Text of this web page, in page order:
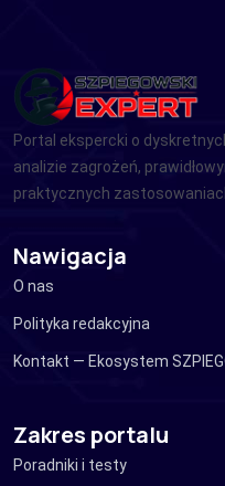
Portal ekspercki o
analizie zagrożeń,
praktycznych
Nawigacja
O nas
Polityka redakcyjna
Kontakt — Ekosystem
Zakres portalu
Poradniki i testy